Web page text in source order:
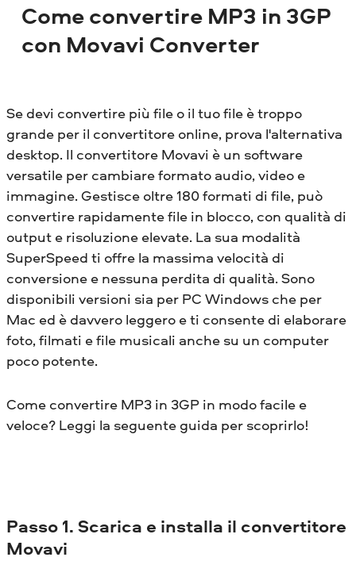
Come convertire MP3 in 3GP
con Movavi Converter
Se devi convertire più file o il tuo file è troppo
grande per il convertitore online, prova l'alternativa
desktop. Il convertitore Movavi è un software
versatile per cambiare formato audio, video e
immagine. Gestisce oltre 180 formati di file, può
convertire rapidamente file in blocco, con qualità di
output e risoluzione elevate. La sua modalità
SuperSpeed ​​ti offre la massima velocità di
conversione e nessuna perdita di qualità. Sono
disponibili versioni sia per PC Windows che per
Mac ed è davvero leggero e ti consente di elaborare
foto, filmati e file musicali anche su un computer
poco potente.
Come convertire MP3 in 3GP in modo facile e
veloce? Leggi la seguente guida per scoprirlo!
Passo 1. Scarica e installa il convertitore
Movavi